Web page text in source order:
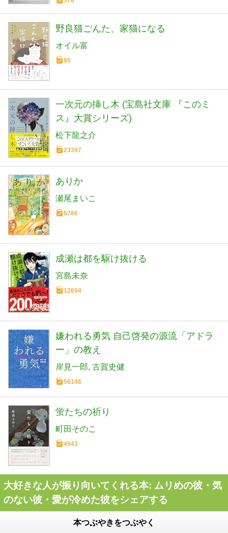
野良猫ごんた、家猫になる
オイル富
一次元の挿し木 (宝島社文庫 『このミ
ス』大賞シリーズ)
松下龍之介
ありか
瀬尾まいこ
成瀬は都を駆け抜ける
宮島未奈
嫌われる勇気 自己啓発の源流「アドラ
ー」の教え
岸見一郎 古賀史健
蛍たちの祈り
町田そのこ
大好きな人が振り向いてくれる本: ムリめの彼・気
のない彼・愛が冷めた彼をシェアする
本つぶやきをつぶやく